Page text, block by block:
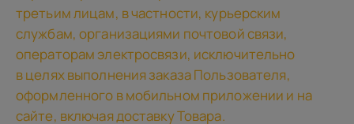
третьим лицам, в частности, курьерским
службам, организациями почтовой связи,
операторам электросвязи, исключительно
в целях выполнения заказа Пользователя,
оформленного в мобильном приложении и на
сайте, включая доставку Товара.